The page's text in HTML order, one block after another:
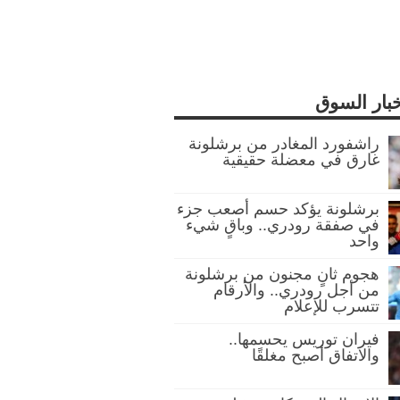
السوق
راشفورد المغادر من برشلونة
غارق في معضلة حقيقية
برشلونة يؤكد حسم أصعب جزء
في صفقة رودري.. وباقٍ شيء
واحد
هجوم ثانٍ مجنون من برشلونة
من أجل رودري.. والأرقام
تتسرب للإعلام
فيران توريس يحسمها..
والاتفاق أصبح مغلقًا